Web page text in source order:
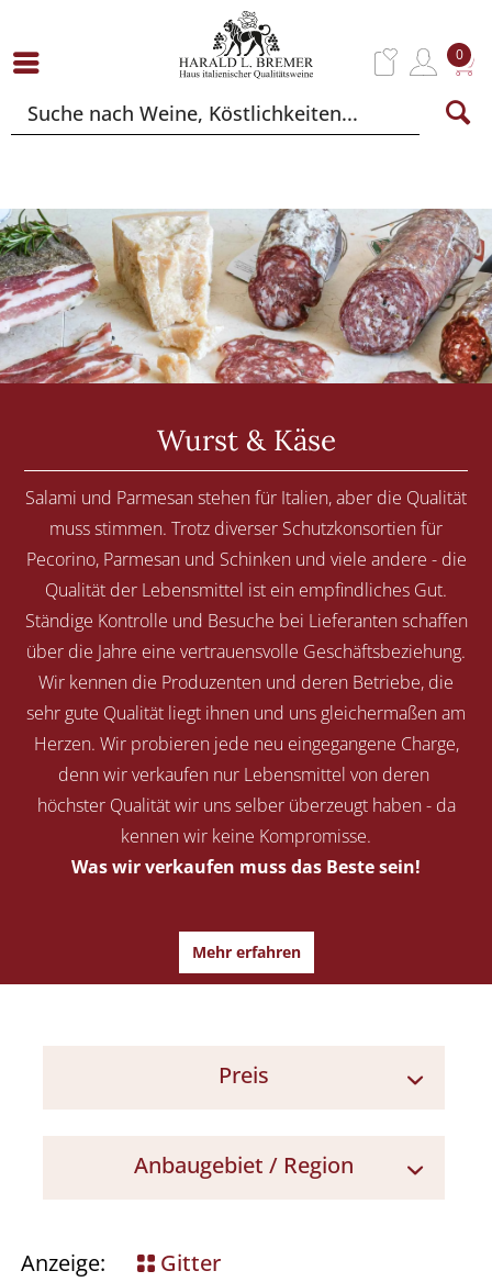
0
Wurst & Käse
Salami und Parmesan stehen für Italien, aber die Qualität
muss stimmen. Trotz diverser Schutzkonsortien für
Pecorino, Parmesan und Schinken und viele andere - die
Qualität der Lebensmittel ist ein empfindliches Gut.
Ständige Kontrolle und Besuche bei Lieferanten schaffen
über die Jahre eine vertrauensvolle Geschäftsbeziehung.
Wir kennen die Produzenten und deren Betriebe, die
sehr gute Qualität liegt ihnen und uns gleichermaßen am
Herzen. Wir probieren jede neu eingegangene Charge,
denn wir verkaufen nur Lebensmittel von deren
höchster Qualität wir uns selber überzeugt haben - da
kennen wir keine Kompromisse.
Was wir verkaufen muss das Beste sein!
Mehr erfahren
Preis
7 - 10 €Anbaugebiet / Region
Friaul
Anzeige: Gitter